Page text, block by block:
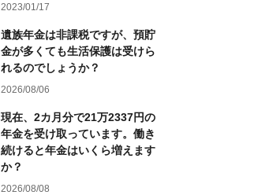
2023/01/17
遺族年金は非課税ですが、預貯
金が多くても生活保護は受けら
れるのでしょうか？
2026/08/06
現在、2カ月分で21万2337円の
年金を受け取っています。働き
続けると年金はいくら増えます
か？
2026/08/08